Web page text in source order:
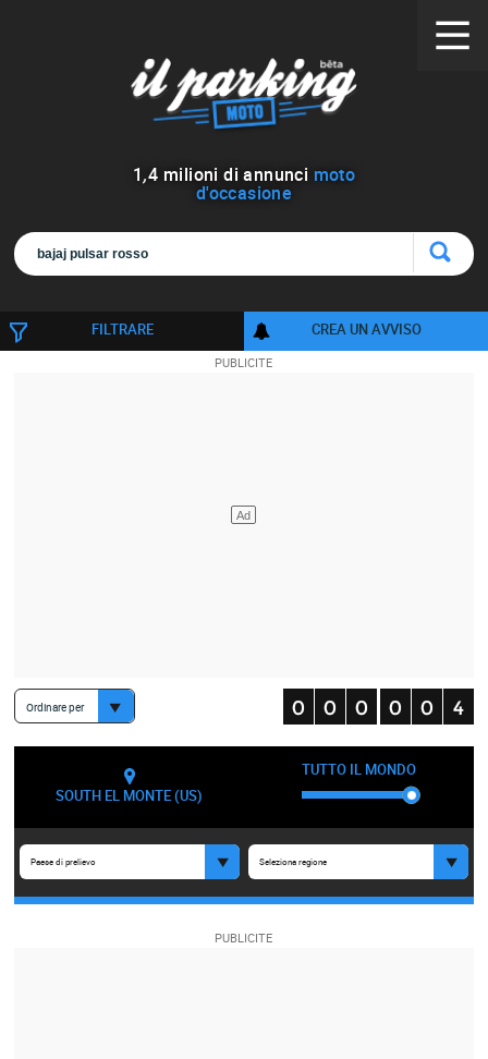
1,4 milioni di annunci moto
d'occasione
FILTRARE CREA UN AVVISO
Ordinare per
SOUTH EL MONTE (US)
TUTTO IL MONDO
Paese di prelievo Seleziona regione